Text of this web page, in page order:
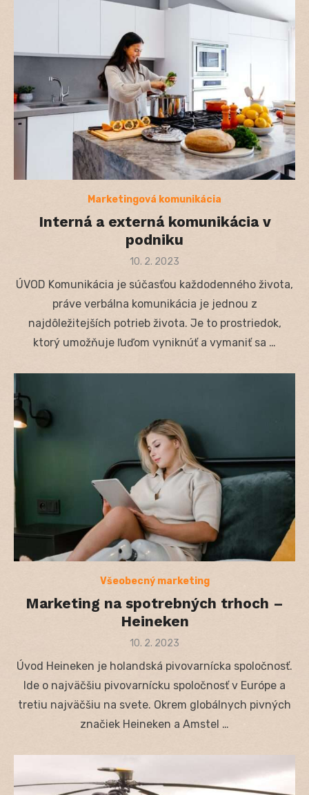
Marketingová komunikácia
Interná a externá komunikácia v
podniku
Posted
10. 2. 2023
ÚVOD Komunikácia je súčasťou každodenného života,
práve verbálna komunikácia je jednou z
najdôležitejších potrieb života. Je to prostriedok,
ktorý umožňuje ľuďom vyniknúť a vymaniť sa …
Všeobecný marketing
Marketing na spotrebných trhoch –
Heineken
Posted
10. 2. 2023
Úvod Heineken je holandská pivovarnícka spoločnosť.
Ide o najväčšiu pivovarnícku spoločnosť v Európe a
tretiu najväčšiu na svete. Okrem globálnych pivných
značiek Heineken a Amstel …